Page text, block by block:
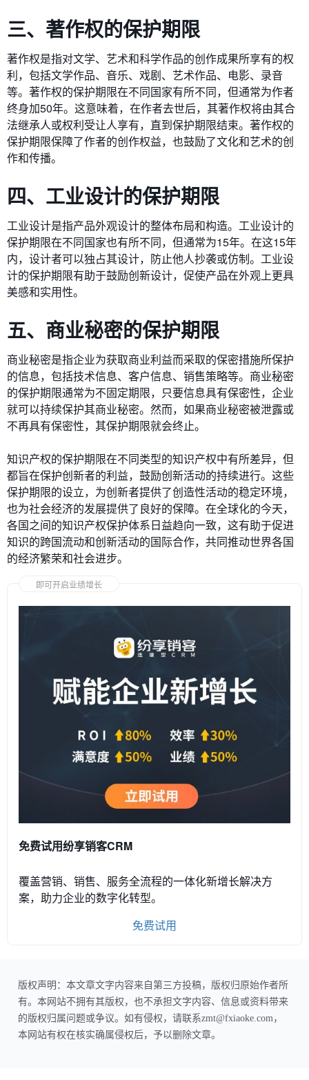
三、著作权的保护期限
著作权是指对文学、艺术和科学作品的创作成果所享有的权
利，包括文学作品、音乐、戏剧、艺术作品、电影、录音
等。著作权的保护期限在不同国家有所不同，但通常为作者
终身加50年。这意味着，在作者去世后，其著作权将由其合
法继承人或权利受让人享有，直到保护期限结束。著作权的
保护期限保障了作者的创作权益，也鼓励了文化和艺术的创
作和传播。
四、工业设计的保护期限
工业设计是指产品外观设计的整体布局和构造。工业设计的
保护期限在不同国家也有所不同，但通常为15年。在这15年
内，设计者可以独占其设计，防止他人抄袭或仿制。工业设
计的保护期限有助于鼓励创新设计，促使产品在外观上更具
美感和实用性。
五、商业秘密的保护期限
商业秘密是指企业为获取商业利益而采取的保密措施所保护
的信息，包括技术信息、客户信息、销售策略等。商业秘密
的保护期限通常为不固定期限，只要信息具有保密性，企业
就可以持续保护其商业秘密。然而，如果商业秘密被泄露或
不再具有保密性，其保护期限就会终止。
知识产权的保护期限在不同类型的知识产权中有所差异，但
都旨在保护创新者的利益，鼓励创新活动的持续进行。这些
保护期限的设立，为创新者提供了创造性活动的稳定环境，
也为社会经济的发展提供了良好的保障。在全球化的今天，
各国之间的知识产权保护体系日益趋向一致，这有助于促进
知识的跨国流动和创新活动的国际合作，共同推动世界各国
的经济繁荣和社会进步。
即可开启业绩增长
免费试用纷享销客CRM
覆盖营销、销售、服务全流程的一体化新增长解决方
案，助力企业的数字化转型。
免费试用
版权声明：本文章文字内容来自第三方投稿，版权归原始作者所
有。本网站不拥有其版权，也不承担文字内容、信息或资料带来
的版权归属问题或争议。如有侵权，请联系zmt@fxiaoke.com，
本网站有权在核实确属侵权后，予以删除文章。